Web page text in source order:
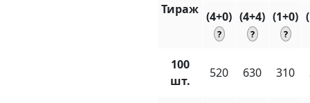
Тираж (4+0) (4+4) (1+0)
100
шт.
520 630 310